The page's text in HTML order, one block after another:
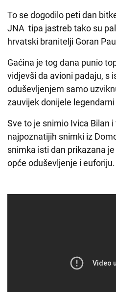
To se dogodilo peti dan
JNA tipa jastreb tako su
hrvatski branitelji Goran
Gaćina je tog dana punio
vidjevši da avioni padaju, s
oduševljenjem samo
zauvijek donijele
Sve to je snimio Ivica Bilan
najpoznatijih snimki iz
snimka isti dan prikazana
opće oduševljenje i euforiju.